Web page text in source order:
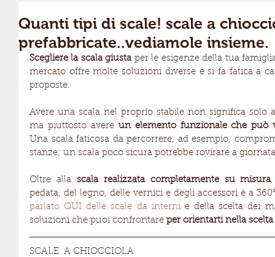
Quanti tipi di scale! scale a
prefabbricate..vediamole insieme.
Scegliere la scala giusta per le esigenze della tua
mercato offre molte soluzioni diverse e si fa fatica a
proposte.
Avere una scala nel proprio stabile non significa solo
ma piuttosto avere un elemento funzionale che può
Una scala faticosa da percorrere, ad esempio,
stanze; un scala poco sicura potrebbe rovirare a
Oltre alla scala realizzata completamente su misura
pedata, del legno, delle vernici e degli accessori è a
parlato QUI delle scale da interni e della scelta dei
soluzioni che puoi confrontare per orientarti nella scelta
SCALE  A CHIOCCIOLA